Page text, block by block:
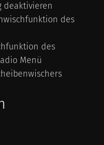
deaktivieren
des
des
Menü